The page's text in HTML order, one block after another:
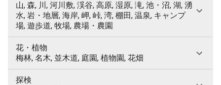
山, 森, 川, 河川敷, 渓谷, 高原, 湿原, 滝, 池・沼, 湖, 湧
水, 岩・地層, 海岸, 岬, 峠, 湾, 棚田, 温泉, キャンプ
場, 遊歩道, 牧場, 農場・農園
花・植物
梅林, 名木, 並木道, 庭園, 植物園, 花畑
探検